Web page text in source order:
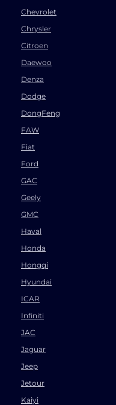
Chevrolet
Chrysler
Citroen
Daewoo
Denza
Dodge
DongFeng
FAW
Fiat
Ford
GAC
Geely
GMC
Haval
Honda
Hongqi
Hyundai
ICAR
Infiniti
JAC
Jaguar
Jeep
Jetour
Kaiyi